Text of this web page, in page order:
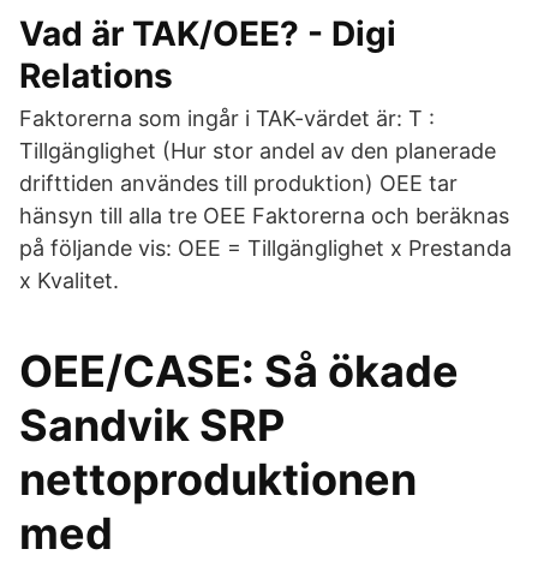
Vad är TAK/OEE? - Digi
Relations
Faktorerna som ingår i TAK-värdet är: T :
Tillgänglighet (Hur stor andel av den planerade
drifttiden användes till produktion) OEE tar
hänsyn till alla tre OEE Faktorerna och beräknas
på följande vis: OEE = Tillgänglighet x Prestanda
x Kvalitet.
OEE/CASE: Så ökade
Sandvik SRP
nettoproduktionen
med